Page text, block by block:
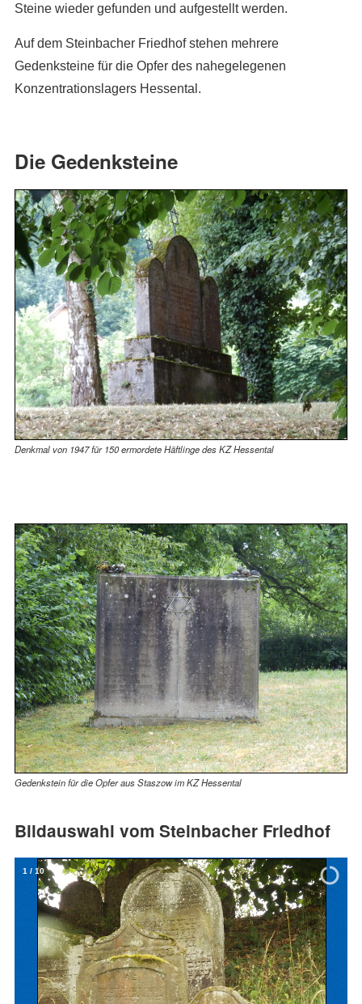
Steine wieder gefunden und aufgestellt werden.
Auf dem Steinbacher Friedhof stehen mehrere
Gedenksteine für die Opfer des nahegelegenen
Konzentrationslagers Hessental.
Die Gedenksteine
Denkmal von 1947 für 150 ermordete Häftlinge des KZ Hessental
Gedenkstein für die Opfer aus Staszow im KZ Hessental
Bildauswahl vom Steinbacher Friedhof
1 / 10